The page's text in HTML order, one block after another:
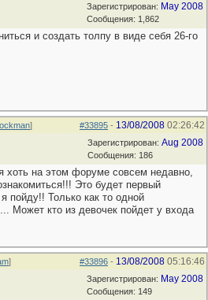
Зарегистрирован: May 2008
Сообщения: 1,862
и создать толпу в виде себя 26-го
#33895 - 13/08/2008 02:26:42
]
Зарегистрирован: Aug 2008
Сообщения: 186
на этом форуме совсем недавно,
Это будет первый
пойду!! Только как то одной
Может кто из девочек пойдет у входа
#33896 - 13/08/2008 05:16:46
]
Зарегистрирован: May 2008
Сообщения: 149